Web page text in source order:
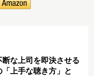
断な上司を即決させる
「上手な聴き方」と